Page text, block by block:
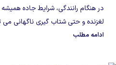
در هنگام رانندگی، شرایط جاده
لغزنده و حتی شتاب گیری ناگهانی
ادامه مطلب